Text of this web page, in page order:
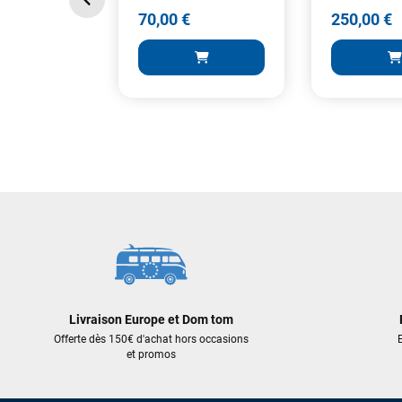
70,00 € 250,00 €
Livraison Europe et Dom tom
Offerte dès 150€ d'achat hors occasions
et promos